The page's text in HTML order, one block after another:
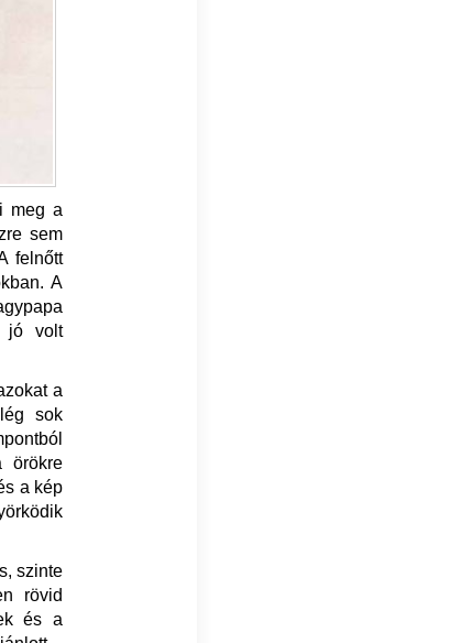
meg a
sem
felnőtt
A
jó volt
a
sok
örökre
a kép
szinte
rövid
és a